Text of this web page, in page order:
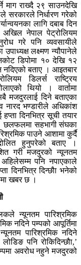
माग राख्दै २९ साउनदेखि
सरकारले निर्धारण गरेको
लागि दबाब दिन
नेपाल पेट्रोलियम
गरे पनि व्यवसायीले
लक्ष्मण न्यौपानेले
डिपोमा १० देखि १२
नदिएको बताए । आइतबार
डिलर्स राष्ट्रिय
थियो । वार्तामा
मजदुरलाई दिने बताएका
नारद भण्डारीले अधिकांश
दिनभित्र सूची तयार
। छलफलमा सहभागी संघका
पाउने आशामा कुर्दै
हुनुपरेको बताए ।
गरी मजदुरको न्यूनतम
पनि नपाएकाले
दिनभित्र दिन्छौा भनेको
खबर छ ।
न्यूनतम पारिश्रमिक
नदिने पम्पको आपूर्तिमा
पारिश्रमिक नदिने
पनि रोकिदिन्छौा,’
अवरोध नहुने मजदुरको